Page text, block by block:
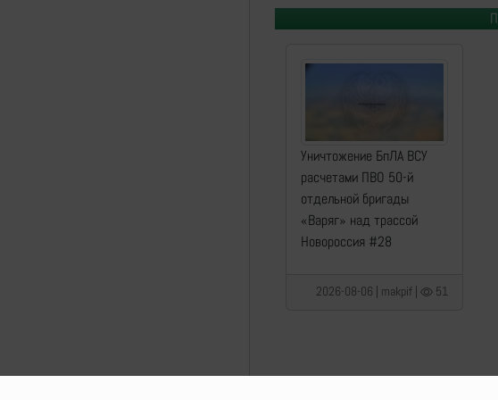
Уничтожение БпЛА ВСУ
расчетами ПВО 50-й
отдельной бригады
«Варяг» над трассой
Новороссия #28
2026-08-06 | makpif | 51